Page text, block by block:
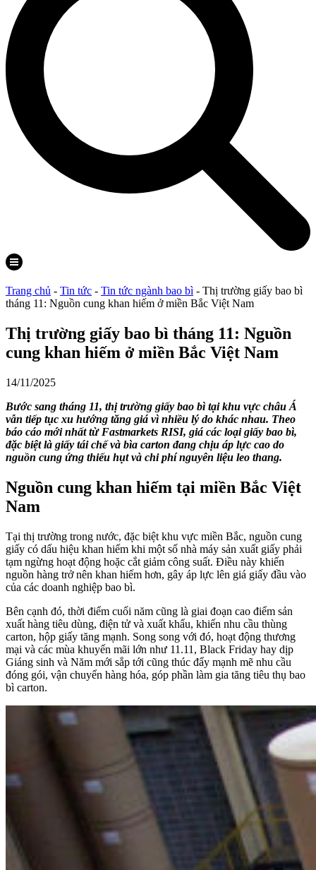
Trang chủ - Tin tức - Tin tức ngành bao bì - Thị trường giấy bao bì
tháng 11: Nguồn cung khan hiếm ở miền Bắc Việt Nam
Thị trường giấy bao bì tháng 11: Nguồn
cung khan hiếm ở miền Bắc Việt Nam
14/11/2025
Bước sang tháng 11, thị trường giấy bao bì tại khu vực châu Á
vẫn tiếp tục xu hướng tăng giá vì nhiều lý do khác nhau. Theo
báo cáo mới nhất từ Fastmarkets RISI, giá các loại giấy bao bì,
đặc biệt là giấy tái chế và bìa carton đang chịu áp lực cao do
nguồn cung ứng thiếu hụt và chi phí nguyên liệu leo thang.
Nguồn cung khan hiếm tại miền Bắc Việt
Nam
Tại thị trường trong nước, đặc biệt khu vực miền Bắc, nguồn cung
giấy có dấu hiệu khan hiếm khi một số nhà máy sản xuất giấy phải
tạm ngừng hoạt động hoặc cắt giảm công suất. Điều này khiến
nguồn hàng trở nên khan hiếm hơn, gây áp lực lên giá giấy đầu vào
của các doanh nghiệp bao bì.
Bên cạnh đó, thời điểm cuối năm cũng là giai đoạn cao điểm sản
xuất hàng tiêu dùng, điện tử và xuất khẩu, khiến nhu cầu thùng
carton, hộp giấy tăng mạnh. Song song với đó, hoạt động thương
mại và các mùa khuyến mãi lớn như 11.11, Black Friday hay dịp
Giáng sinh và Năm mới sắp tới cũng thúc đẩy mạnh mẽ nhu cầu
đóng gói, vận chuyển hàng hóa, góp phần làm gia tăng tiêu thụ bao
bì carton.